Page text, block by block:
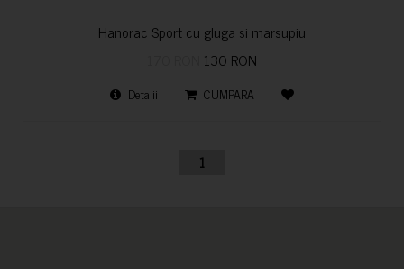
Hanorac Sport cu gluga si marsupiu
130 RON
Detalii CUMPARA
1